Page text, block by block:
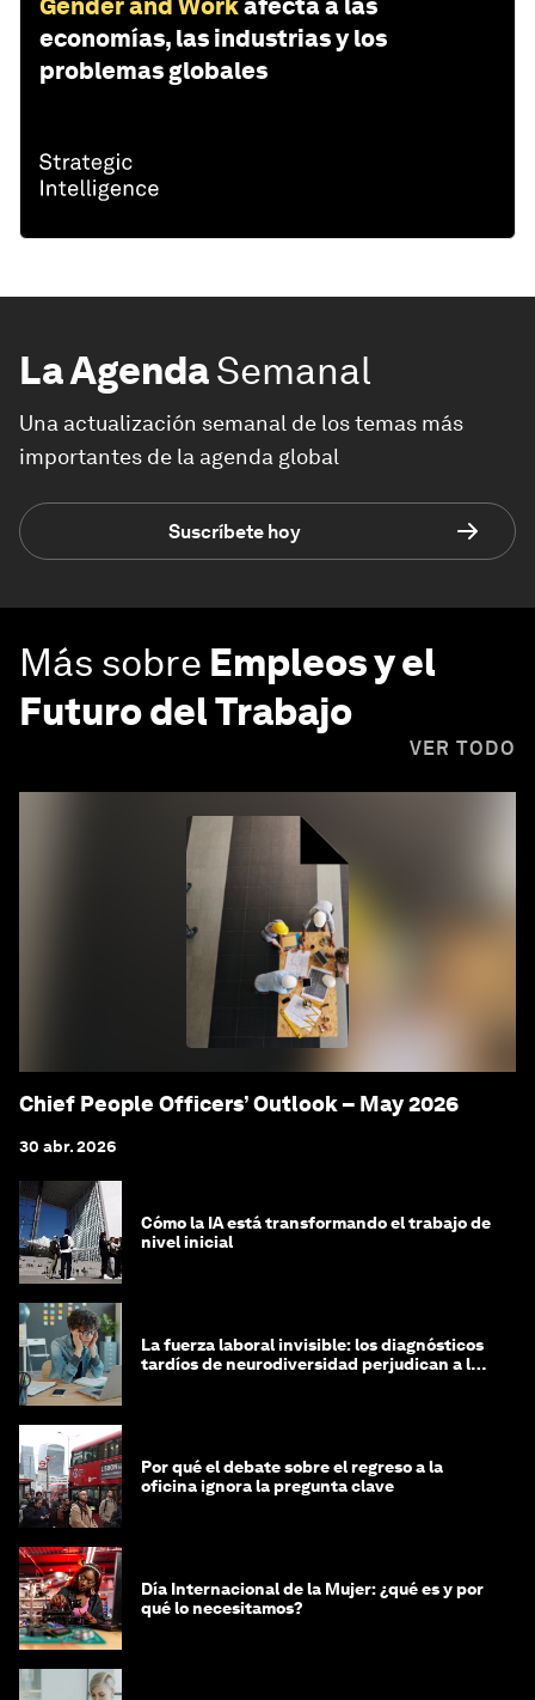
Gender and Workafecta a las
economías, las industrias y los
problemas globales
La AgendaSemanal
Una actualización semanal de los temas más
importantes de la agenda global
Suscríbete hoy
Más sobre Empleos y el
Futuro del Trabajo
VER TODO
Chief People Officers’ Outlook – May 2026
30 abr. 2026
Cómo la IA está transformando el trabajo de
nivel inicial
La fuerza laboral invisible: los diagnósticos
tardíos de neurodiversidad perjudican a las
Por qué el debate sobre el regreso a la
oficina ignora la pregunta clave
Día Internacional de la Mujer: ¿qué es y por
qué lo necesitamos?